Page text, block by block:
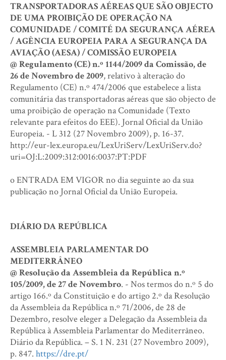
TRANSPORTADORAS AÉREAS QUE SÃO OBJECTO
DE UMA PROIBIÇÃO DE OPERAÇÃO NA
COMUNIDADE / COMITÉ DA SEGURANÇA AÉREA
/ AGÊNCIA EUROPEIA PARA A SEGURANÇA DA
AVIAÇÃO (AESA) / COMISSÃO EUROPEIA
@ Regulamento (CE) n.º 1144/2009 da Comissão, de
26 de Novembro de 2009, relativo à alteração do
Regulamento (CE) n.º 474/2006 que estabelece a lista
comunitária das transportadoras aéreas que são objecto de
uma proibição de operação na Comunidade (Texto
relevante para efeitos do EEE). Jornal Oficial da União
Europeia. - L 312 (27 Novembro 2009), p. 16-37.
http://eur-lex.europa.eu/LexUriServ/LexUriServ.do?
uri=OJ:L:2009:312:0016:0037:PT:PDF
o ENTRADA EM VIGOR no dia seguinte ao da sua
publicação no Jornal Oficial da União Europeia.
DIÁRIO DA REPÚBLICA
ASSEMBLEIA PARLAMENTAR DO
MEDITERRÂNEO
@ Resolução da Assembleia da República n.º
105/2009, de 27 de Novembro. - Nos termos do n.º 5 do
artigo 166.º da Constituição e do artigo 2.º da Resolução
da Assembleia da República n.º 71/2006, de 28 de
Dezembro, resolve eleger a Delegação da Assembleia da
República à Assembleia Parlamentar do Mediterrâneo.
Diário da República. – S. 1 N. 231 (27 Novembro 2009),
p. 847. https://dre.pt/